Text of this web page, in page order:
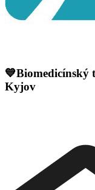
💙Biomedicínský
Kyjov